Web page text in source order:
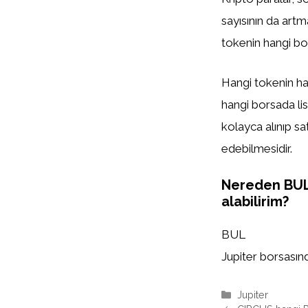
sayısının da
tokenin hangi
Hangi tokenin
hangi borsada
kolayca alınıp
edebilmesidir.
Nereden
alabilirim?
BUL
Jupiter
Kategoriler
Jupiter